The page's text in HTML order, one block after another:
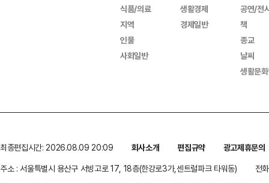
식품/의료
지역
인물
사회일반
생활경제
경제일반
공연/전
책
종교
날씨
생활문
최종편집시간: 2026.08.09 20:09 회사소개 편집규약
광고제휴문의
주소 : 서울특별시 용산구 서빙고로 17, 18층(한강로3가,센트럴파크 타워동)
전